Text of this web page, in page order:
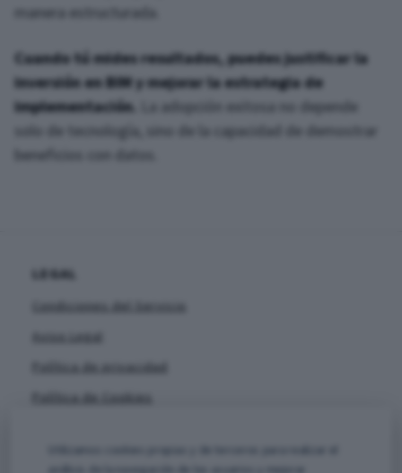
manera estructurada.
Cuando tú mides resultados, puedes justificar la
inversión en BIM y mejorar la estrategia de
implementación.
La adopción exitosa no depende
solo de tecnología, sino de la capacidad de demostrar
beneficios con datos.
LEGAL
Condiciones del Servicio
Aviso Legal
Política de privacidad
Política de Cookies